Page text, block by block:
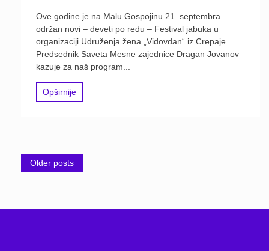
Ove godine je na Malu Gospojinu 21. septembra
održan novi – deveti po redu – Festival jabuka u
organizaciji Udruženja žena „Vidovdan“ iz Crepaje.
Predsednik Saveta Mesne zajednice Dragan Jovanov
kazuje za naš program...
Opširnije
Posts
Older posts